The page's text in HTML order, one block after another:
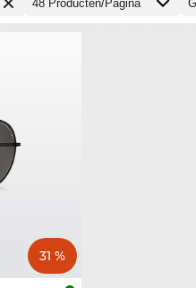
31 %